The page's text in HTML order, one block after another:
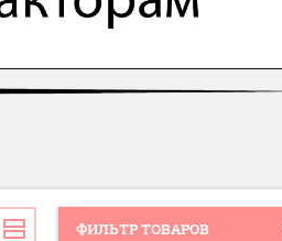
ФИЛЬТР ТОВАРОВ